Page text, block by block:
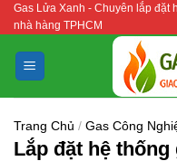
Bỏ
qua
nội
dung
Gas Lửa Xanh - Chuyên lắp đặt
nhà hàng TPHCM
Trang Chủ / Gas Công
Lắp đặt hệ